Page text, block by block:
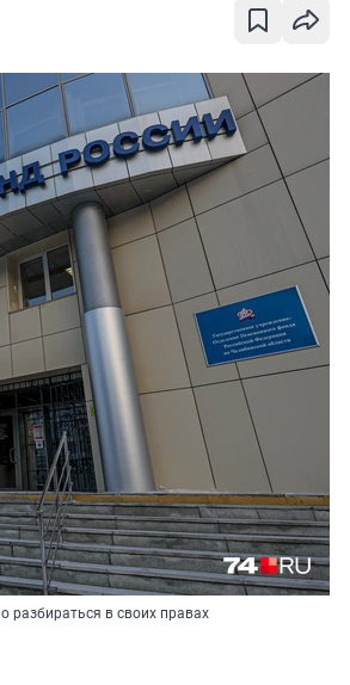
разбираться в своих правах